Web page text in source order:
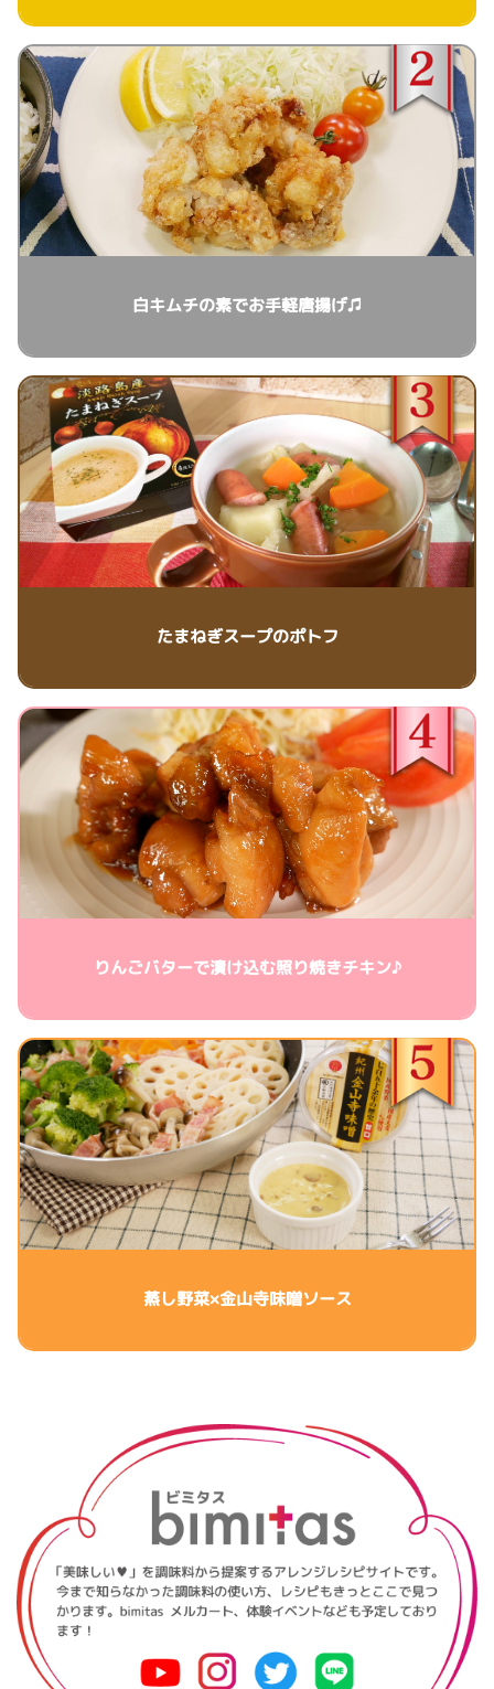
白キムチの素でお手軽唐揚げ♫
たまねぎスープのポトフ
りんごバターで漬け込む照り焼きチキン♪
蒸し野菜×金山寺味噌ソース